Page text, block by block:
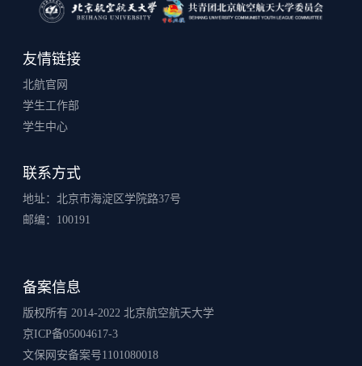
友情链接
北航官网
学生工作部
学生中心
联系方式
地址：北京市海淀区学院路37号
邮编：100191
备案信息
版权所有 2014-2022 北京航空航天大学
京ICP备05004617-3
文保网安备案号1101080018